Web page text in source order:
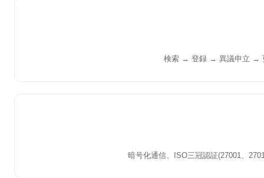
検索 → 登録 → 異議申立 →
暗号化通信、ISO三冠認証(27001、